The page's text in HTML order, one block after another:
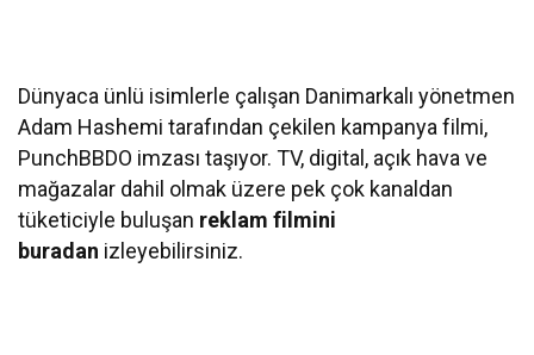
Dünyaca ünlü isimlerle çalışan Danimarkalı yönetmen
Adam Hashemi tarafından çekilen kampanya filmi,
PunchBBDO imzası taşıyor. TV, digital, açık hava ve
mağazalar dahil olmak üzere pek çok kanaldan
tüketiciyle buluşan reklam filmini
buradan izleyebilirsiniz.